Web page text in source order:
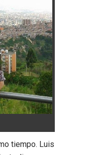
tiempo. Luis